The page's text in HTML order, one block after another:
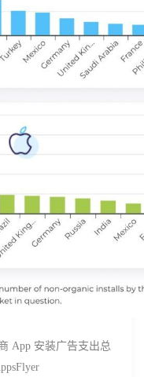
App 安装广告支出总